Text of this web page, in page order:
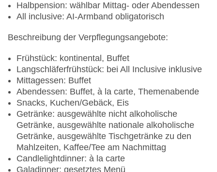
Halbpension: wählbar Mittag- oder Abendessen
All inclusive: AI-Armband obligatorisch
Beschreibung der Verpflegungsangebote:
Frühstück: kontinental, Buffet
Langschläferfrühstück: bei All Inclusive inklusive
Mittagessen: Buffet
Abendessen: Buffet, à la carte, Themenabende
Snacks, Kuchen/Gebäck, Eis
Getränke: ausgewählte nicht alkoholische
Getränke, ausgewählte nationale alkoholische
Getränke, ausgewählte Tischgetränke zu den
Mahlzeiten, Kaffee/Tee am Nachmittag
Candlelightdinner: à la carte
Galadinner: gesetztes Menü